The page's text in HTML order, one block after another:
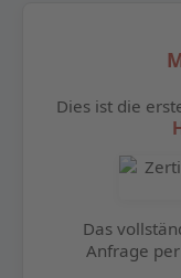
Dies ist die
Das
Anfrage